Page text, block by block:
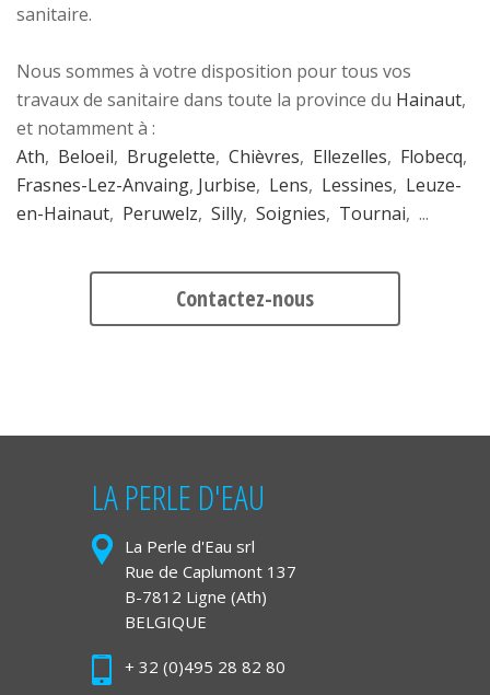
sanitaire.
Nous sommes à votre disposition pour tous vos
travaux de sanitaire dans toute la province du Hainaut,
et notamment à :
Ath, Beloeil, Brugelette, Chièvres, Ellezelles, Flobecq,
Frasnes-Lez-Anvaing, Jurbise, Lens, Lessines, Leuze-
en-Hainaut, Peruwelz, Silly, Soignies, Tournai, ...
Contactez-nous
LA PERLE D'EAU
La Perle d'Eau srl
Rue de Caplumont 137
B-7812 Ligne (Ath)
BELGIQUE
+ 32 (0)495 28 82 80